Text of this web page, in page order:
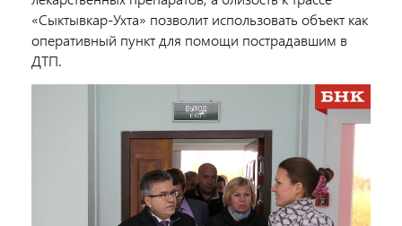
«Сыктывкар-Ухта» позволит использовать объект как
оперативный пункт для помощи пострадавшим в
ДТП.